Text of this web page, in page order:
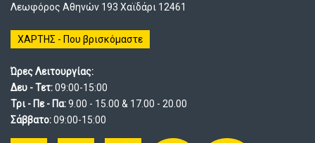
Λεωφόρος Αθηνών 193 Χαϊδάρι 12461
ΧΑΡΤΗΣ - Που βρισκόμαστε
Ώρες Λειτουργίας:
Δευ - Τετ:09:00-15:00
Τρι - Πε - Πα:9.00 - 15.00 & 17.00 - 20.00
Σάββατο:09:00-15:00